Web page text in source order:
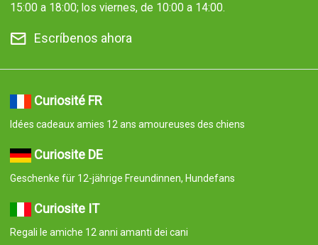
15:00 a 18:00; los viernes, de 10:00 a 14:00.
Escríbenos ahora
Curiosité FR
Idées cadeaux amies 12 ans amoureuses des chiens
Curiosite DE
Geschenke für 12-jährige Freundinnen, Hundefans
Curiosite IT
Regali le amiche 12 anni amanti dei cani